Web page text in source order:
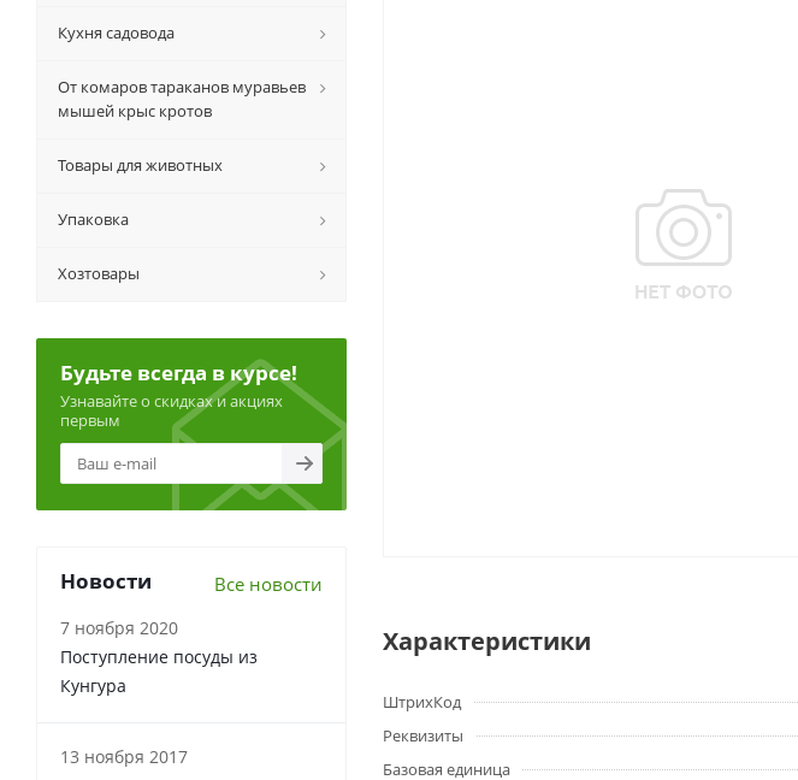
Характеристики
ШтрихКод
Реквизиты
Базовая единица
Кухня садовода
От комаров тараканов муравьев
мышей крыс кротов
Товары для животных
Упаковка
Хозтовары
Будьте всегда в курсе!
Узнавайте о скидках и акциях
первым
Новости Все новости
7 ноября 2020
Поступление посуды из
Кунгура
13 ноября 2017